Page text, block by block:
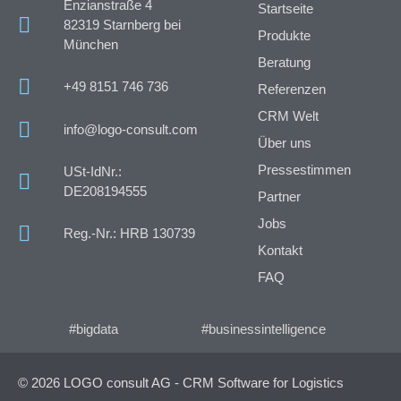
Enzianstraße 4
82319 Starnberg bei
München
+49 8151 746 736
info@logo-consult.com
USt-IdNr.:
DE208194555
Reg.-Nr.: HRB 130739
Startseite
Produkte
Beratung
Referenzen
CRM Welt
Über uns
Pressestimmen
Partner
Jobs
Kontakt
FAQ
#bigdata #businessintelligence
© 2026 LOGO consult AG - CRM Software for Logistics